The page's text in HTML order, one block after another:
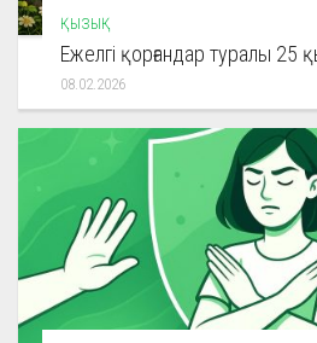
ҚЫЗЫҚ
Ежелгі қорғандар туралы 25
08.02.2026